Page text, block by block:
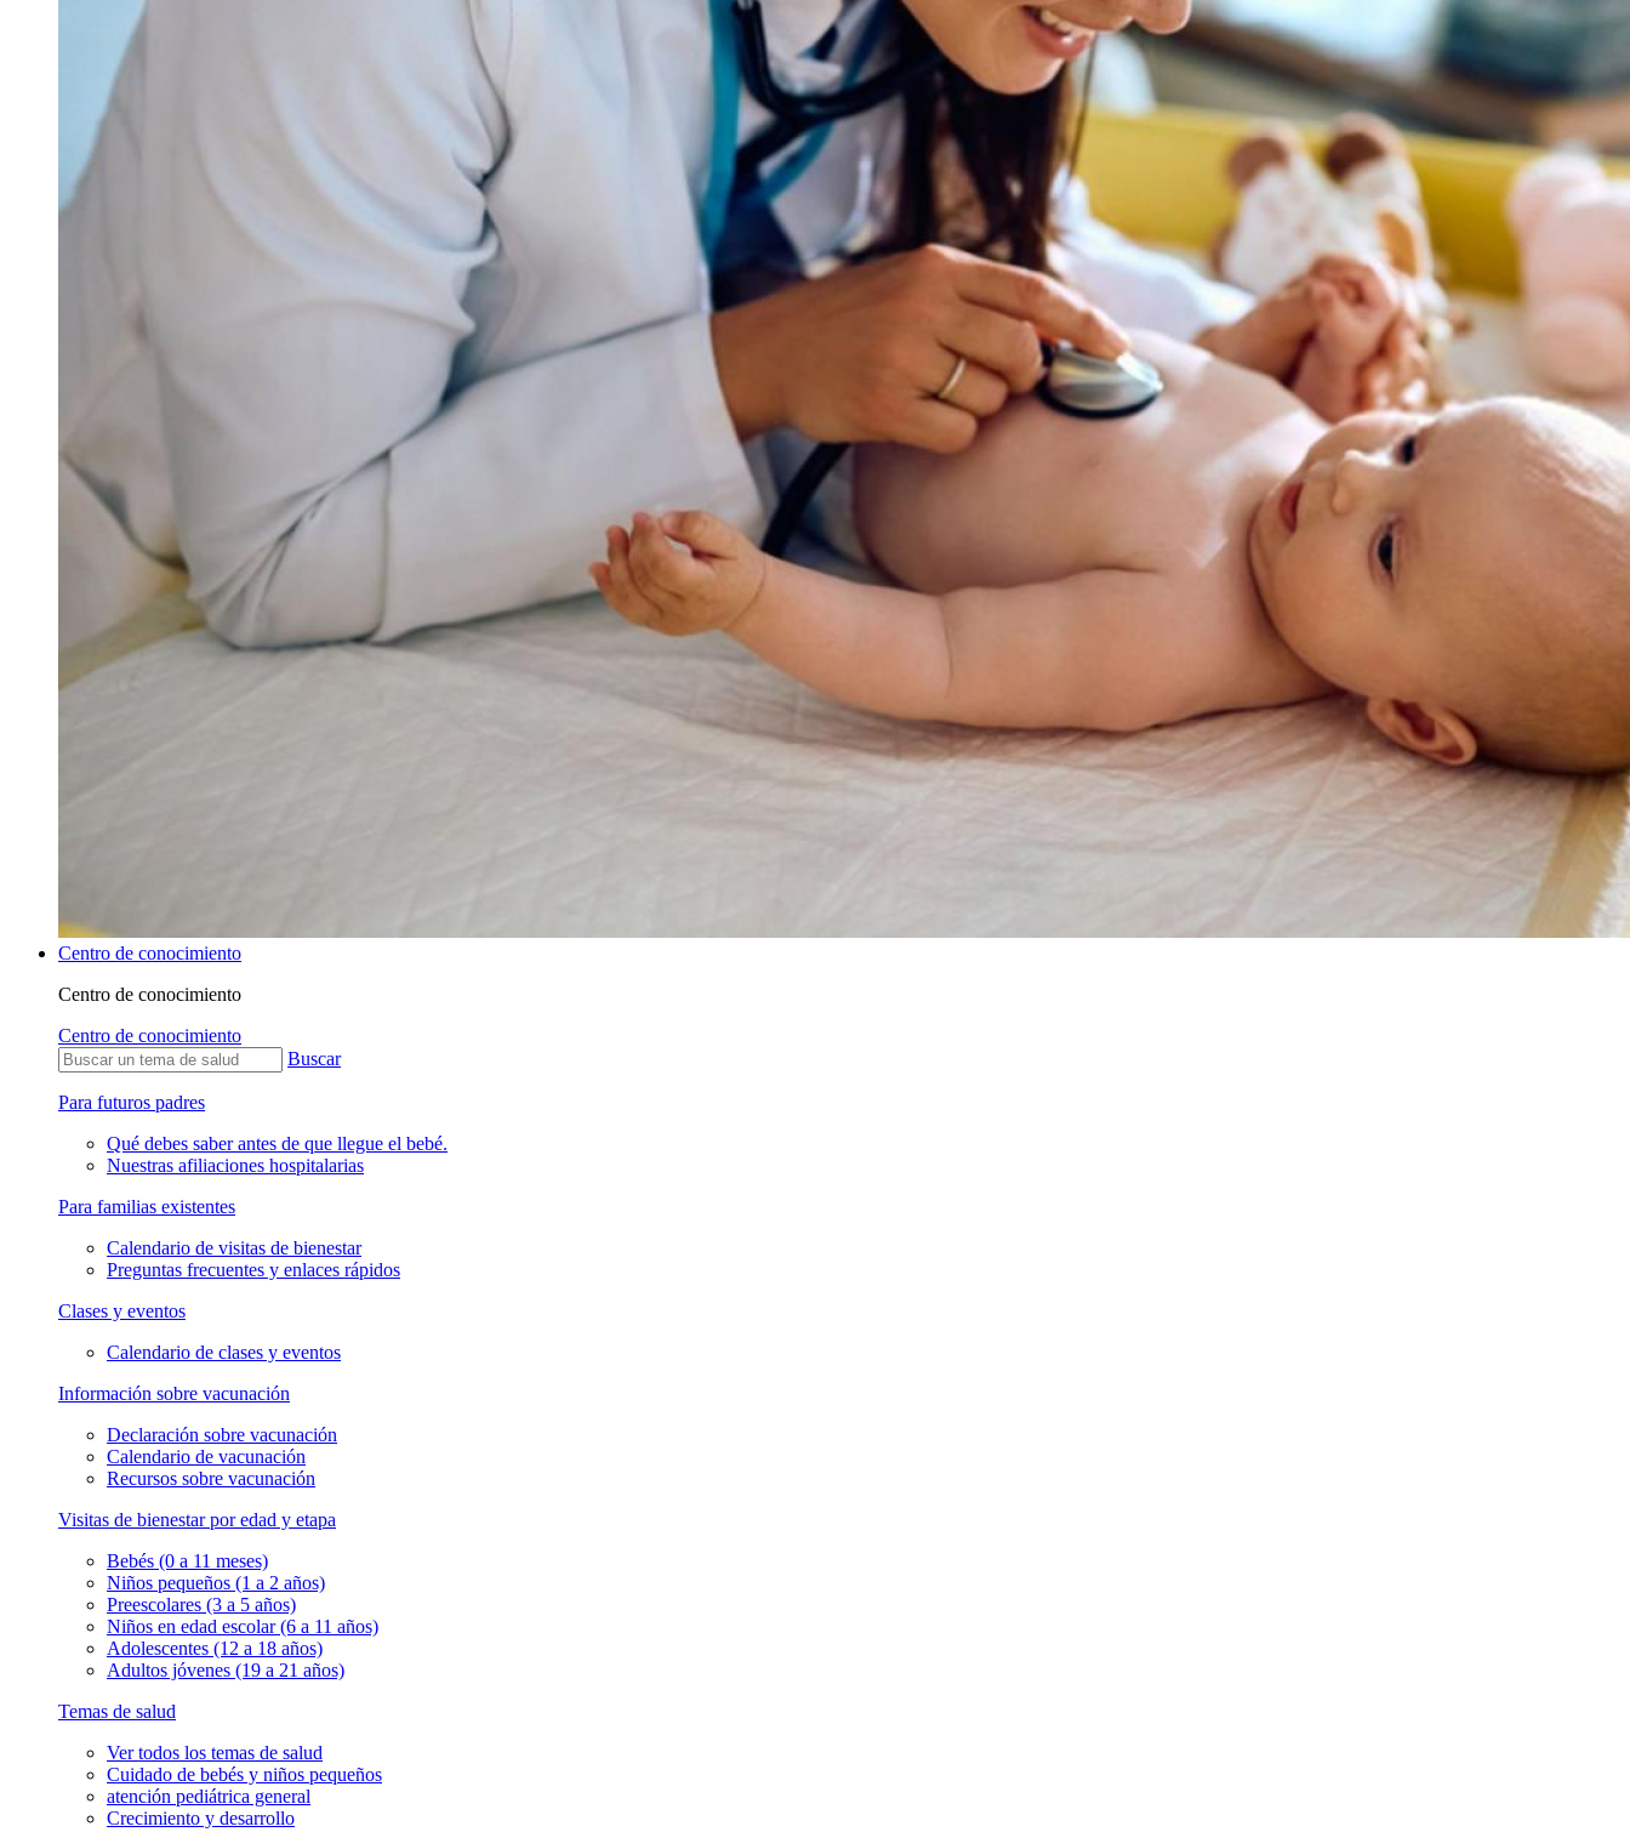
Centro de conocimiento
Centro de conocimiento
Centro de conocimiento
Buscar
Para futuros padres
Qué debes saber antes de que llegue el bebé.
Nuestras afiliaciones hospitalarias
Para familias existentes
Calendario de visitas de bienestar
Preguntas frecuentes y enlaces rápidos
Clases y eventos
Calendario de clases y eventos
Información sobre vacunación
Declaración sobre vacunación
Calendario de vacunación
Recursos sobre vacunación
Visitas de bienestar por edad y etapa
Bebés (0 a 11 meses)
Niños pequeños (1 a 2 años)
Preescolares (3 a 5 años)
Niños en edad escolar (6 a 11 años)
Adolescentes (12 a 18 años)
Adultos jóvenes (19 a 21 años)
Temas de salud
Ver todos los temas de salud
Cuidado de bebés y niños pequeños
atención pediátrica general
Crecimiento y desarrollo